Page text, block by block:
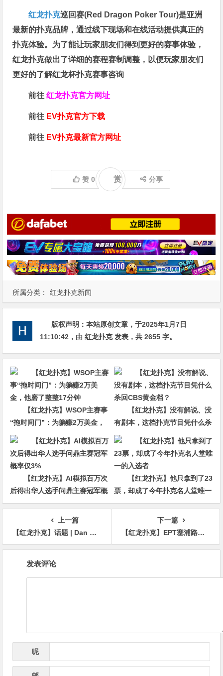
所属分类： 红龙扑克新闻
红龙扑克巡回赛​(Red Dragon Poker Tour)是亚洲
最新的扑克品牌，通过线下现场和在线活动提供真正的
扑克体验。为了能让玩家朋友们得到更好的赛事体验，
红龙扑克做出了详细的赛程赛制调整，以便玩家朋友们
更好的了解红龙杯扑克赛事咨询
前往红龙扑克官方网址
前往 EV扑克官方下载
前往 EV扑克最新官方网址
赞0 赏 分享
版权声明：本站原创文章，于2025年1月7日
11:10:42 ，由红龙扑克发表，共 2655 字。
【红龙扑克】WSOP主赛事
“拖时间门”：为躺赚2万美金，
他磨了整整17分钟
【红龙扑克】没有解说、没
有剧本，这档扑克节目凭什么杀
回CBS黄金档？
【红龙扑克】AI模拟百万次
后得出华人选手问鼎主赛冠军概
率仅3%
【红龙扑克】他只拿到了23
票，却成了今年扑克名人堂唯一
的入选者
上一篇
【红龙扑克】话题 | Dan Cates：“了解常规桌游戏可以帮助你赢得结构缓慢的锦标赛”
下一篇
【红龙扑克】EPT塞浦路斯：主赛仅剩最后六强 中国选手Shankui Li排名第三强势挺进$10,300豪客赛Day3
发表评论
昵